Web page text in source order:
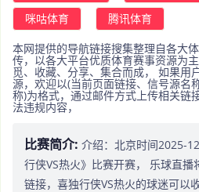
咪咕体育
腾讯体育
本网提供的导航链接搜集整理自各大
传，以各大平台优质体育赛事资源为
觅、收藏、分享、集合而成， 如果用
源，欢迎以(当前页面链接、信号源名
称)为格式，通过邮件方式上传相关链
法违规内容，
比赛简介: 介绍：北京时间2025-
行侠VS热火》比赛开赛， 乐球直
链接，喜独行侠VS热火的球迷可以